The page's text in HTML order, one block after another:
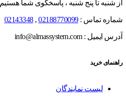
از شنبه تا پنج شنبه ، پاسخگوی شما هستیم
شماره تماس :02188770099
,
02143348
آدرس ایمیل : info@almassystem.com
راهنمای خرید
لیست نمایندگان